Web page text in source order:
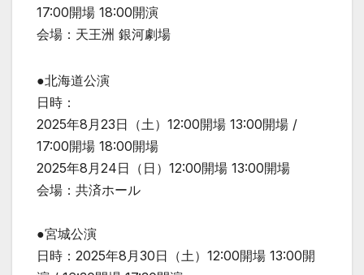
17:00開場 18:00開演
会場：天王洲 銀河劇場
●北海道公演
日時：
2025年8月23日（土）12:00開場 13:00開場 /
17:00開場 18:00開場
2025年8月24日（日）12:00開場 13:00開場
会場：共済ホール
●宮城公演
日時：2025年8月30日（土）12:00開場 13:00開